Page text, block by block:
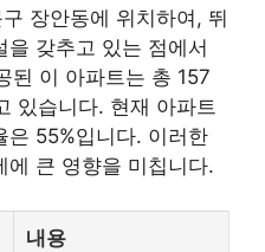
구 장안동에 위치하여, 뛰
을 갖추고 있는 점에서
된 이 아파트는 총 157
있습니다. 현재 아파트
은 55%입니다. 이러한
에 큰 영향을 미칩니다.
내용